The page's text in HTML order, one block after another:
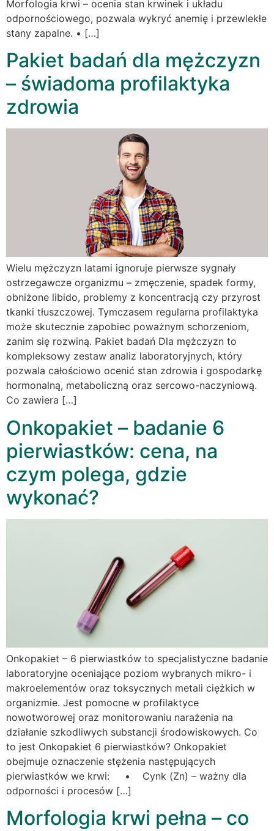
Morfologia krwi – ocenia stan krwinek i układu
odpornościowego, pozwala wykryć anemię i przewlekłe
stany zapalne. • […]
Pakiet badań dla mężczyzn
– świadoma profilaktyka
zdrowia
Wielu mężczyzn latami ignoruje pierwsze sygnały
ostrzegawcze organizmu – zmęczenie, spadek formy,
obniżone libido, problemy z koncentracją czy przyrost
tkanki tłuszczowej. Tymczasem regularna profilaktyka
może skutecznie zapobiec poważnym schorzeniom,
zanim się rozwiną. Pakiet badań Dla mężczyzn to
kompleksowy zestaw analiz laboratoryjnych, który
pozwala całościowo ocenić stan zdrowia i gospodarkę
hormonalną, metaboliczną oraz sercowo-naczyniową.
Co zawiera […]
Onkopakiet – badanie 6
pierwiastków: cena, na
czym polega, gdzie
wykonać?
Onkopakiet – 6 pierwiastków to specjalistyczne badanie
laboratoryjne oceniające poziom wybranych mikro- i
makroelementów oraz toksycznych metali ciężkich w
organizmie. Jest pomocne w profilaktyce
nowotworowej oraz monitorowaniu narażenia na
działanie szkodliwych substancji środowiskowych. Co
to jest Onkopakiet 6 pierwiastków? Onkopakiet
obejmuje oznaczenie stężenia następujących
pierwiastków we krwi: • Cynk (Zn) – ważny dla
odporności i procesów […]
Morfologia krwi pełna – co